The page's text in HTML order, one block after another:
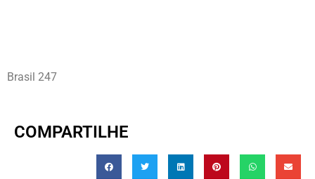
Brasil 247
COMPARTILHE